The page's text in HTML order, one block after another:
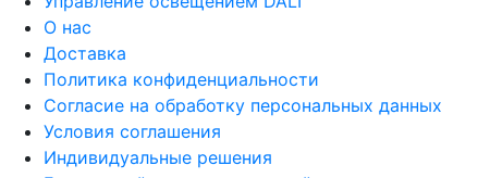
О нас
Доставка
Политика конфиденциальности
Согласие на обработку персональных данных
Условия соглашения
Индивидуальные решения